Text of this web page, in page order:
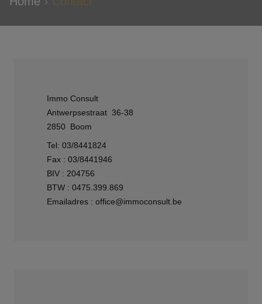
Immo Consult
Antwerpsestraat 36-38
2850 Boom
Tel: 03/8441824
Fax : 03/8441946
BIV : 204756
BTW : 0475.399.869
Emailadres : office@immoconsult.be